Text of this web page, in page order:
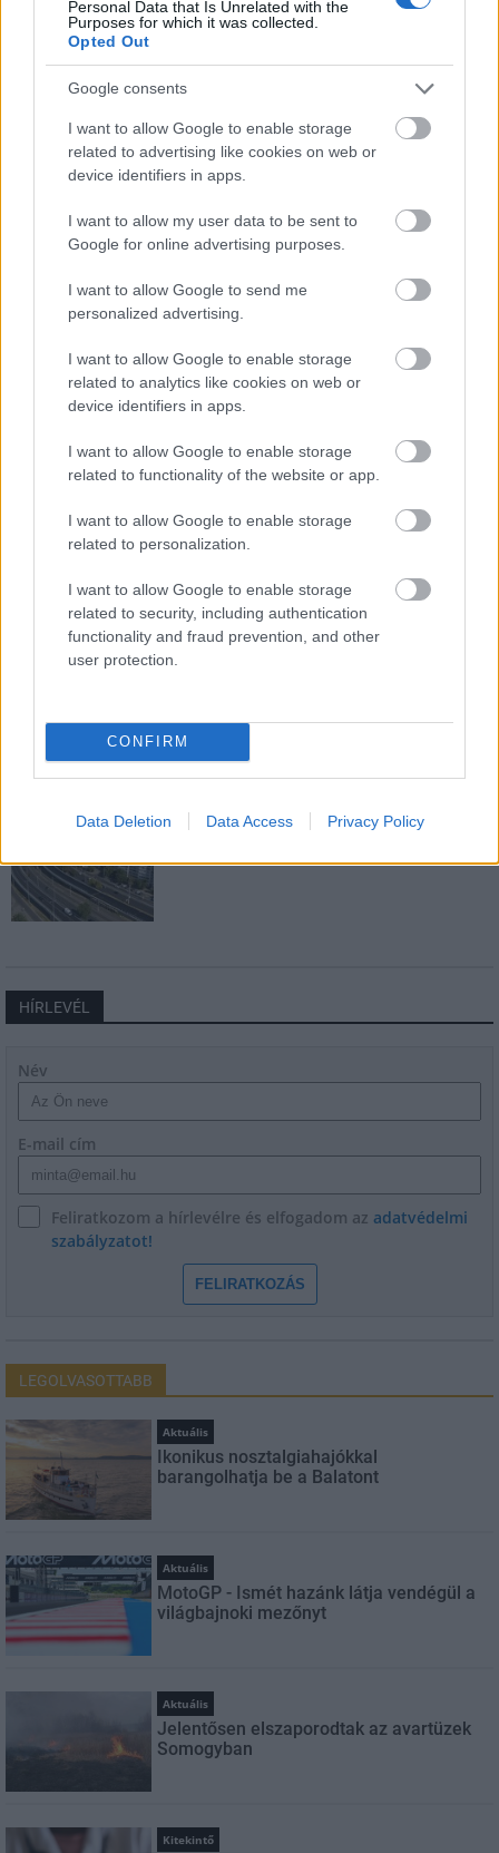
Personal Data that Is Unrelated with the
Purposes for which it was collected.
Opted Out
Google consents
I want to allow Google to enable storage
related to advertising like cookies on web or
device identifiers in apps.
I want to allow my user data to be sent to
Google for online advertising purposes.
I want to allow Google to send me
personalized advertising.
I want to allow Google to enable storage
related to analytics like cookies on web or
device identifiers in apps.
I want to allow Google to enable storage
related to functionality of the website or app.
I want to allow Google to enable storage
related to personalization.
I want to allow Google to enable storage
related to security, including authentication
functionality and fraud prevention, and other
user protection.
CONFIRM
Data Deletion Data Access Privacy Policy
Történelmi táj, amelynek minden köve mesél –
megújul a tatai Angolkert
A projekt részeként megújulnak a területen található
műemlékek, köztük a különleges Műromok, valamint a közeli
Várkanyarban álló Nepomuki Szent János híd és szobor is.
M1 bővítés: már zajlik a teljesen új
Bicske Kelet csomópont építése
Új gyalogosátkelők és jelzőlámpás
csomópont épül Angyalföldön
Hódmezővásárhely jó hírű református
iskoláját
Látványos építési szakasz indult be a
HÍRLEVÉL
Név
E-mail cím
Feliratkozom a hírlevélre és elfogadom az adatvédelmi
szabályzatot!
FELIRATKOZÁS
LEGOLVASOTTABB
Aktuális
Ikonikus nosztalgiahajókkal
barangolhatja be a Balatont
Aktuális
MotoGP - Ismét hazánk látja vendégül a
világbajnoki mezőnyt
Aktuális
Jelentősen elszaporodtak az avartüzek
Somogyban
Kitekintő